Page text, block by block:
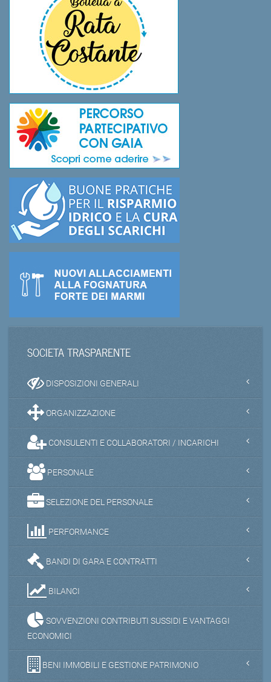
SOCIETA TRASPARENTE
DISPOSIZIONI GENERALI
ORGANIZZAZIONE
CONSULENTI E COLLABORATORI / INCARICHI
PERSONALE
SELEZIONE DEL PERSONALE
PERFORMANCE
BANDI DI GARA E CONTRATTI
BILANCI
SOVVENZIONI CONTRIBUTI SUSSIDI E VANTAGGI
ECONOMICI
BENI IMMOBILI E GESTIONE PATRIMONIO